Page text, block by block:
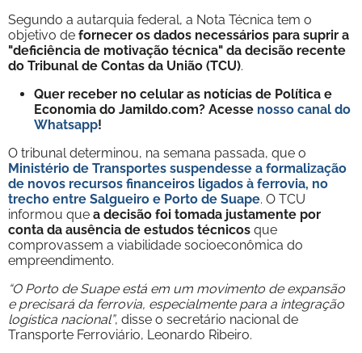
Segundo a autarquia federal, a Nota Técnica tem o
objetivo de fornecer os dados necessários para suprir a
"deficiência de motivação técnica" da decisão recente
do Tribunal de Contas da União (TCU).
Quer receber no celular as notícias de Política e
Economia do Jamildo.com? Acesse nosso canal do
Whatsapp!
O tribunal determinou, na semana passada, que o
Ministério de Transportes suspendesse a formalização
de novos recursos financeiros ligados à ferrovia, no
trecho entre Salgueiro e Porto de Suape. O TCU
informou que a decisão foi tomada justamente por
conta da ausência de estudos técnicos que
comprovassem a viabilidade socioeconômica do
empreendimento.
“O Porto de Suape está em um movimento de expansão
e precisará da ferrovia, especialmente para a integração
logística nacional”, disse o secretário nacional de
Transporte Ferroviário, Leonardo Ribeiro.